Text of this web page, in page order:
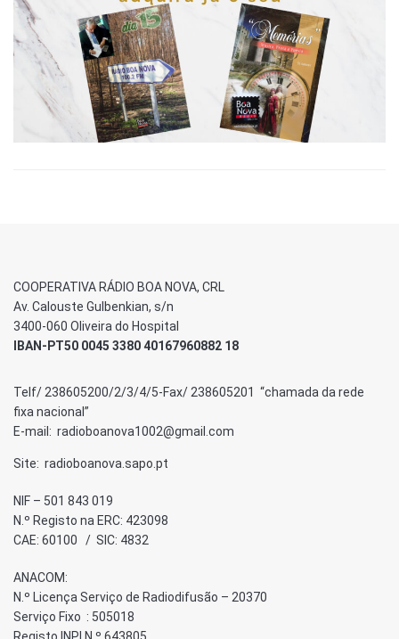
COOPERATIVA RÁDIO BOA NOVA, CRL
Av. Calouste Gulbenkian, s/n
3400-060 Oliveira do Hospital
IBAN-PT50 0045 3380 40167960882 18
Telf/ 238605200/2/3/4/5-Fax/ 238605201 “chamada da rede
fixa nacional”
E-mail: radioboanova1002@gmail.com
Site: radioboanova.sapo.pt
NIF – 501 843 019
N.º Registo na ERC: 423098
CAE: 60100 / SIC: 4832
ANACOM:
N.º Licença Serviço de Radiodifusão – 20370
Serviço Fixo : 505018